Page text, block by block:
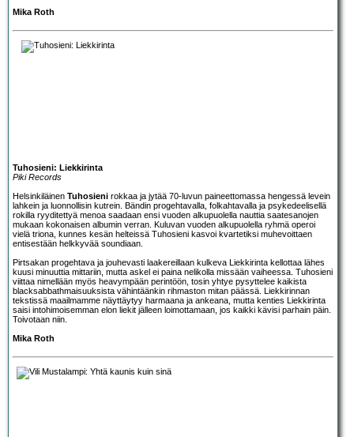
Mika Roth
Tuhosieni: Liekkirinta
Piki Records
Helsinkiläinen Tuhosieni rokkaa ja jytää 70-luvun paineettomassa hengessä levein
lahkein ja luonnollisin kutrein. Bändin progehtavalla, folkahtavalla ja psykedeelisellä
rokilla ryyditettyä menoa saadaan ensi vuoden alkupuolella nauttia saatesanojen
mukaan kokonaisen albumin verran. Kuluvan vuoden alkupuolella ryhmä operoi
vielä triona, kunnes kesän helteissä Tuhosieni kasvoi kvartetiksi muhevoittaen
entisestään helkkyvää soundiaan.
Pirtsakan progehtava ja jouhevasti laakereillaan kulkeva Liekkirinta kellottaa lähes
kuusi minuuttia mittariin, mutta askel ei paina nelikolla missään vaiheessa. Tuhosieni
viittaa nimellään myös heavympään perintöön, tosin yhtye pysyttelee kaikista
blacksabbathmaisuuksista vähintäänkin rihmaston mitan päässä. Liekkirinnan
tekstissä maailmamme näyttäytyy harmaana ja ankeana, mutta kenties Liekkirinta
saisi intohimoisemman elon liekit jälleen loimottamaan, jos kaikki kävisi parhain päin.
Toivotaan niin.
Mika Roth